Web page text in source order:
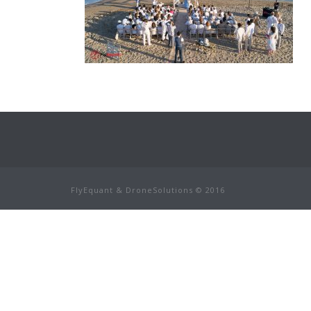
FlyEquant & DroneSolutions © 2016